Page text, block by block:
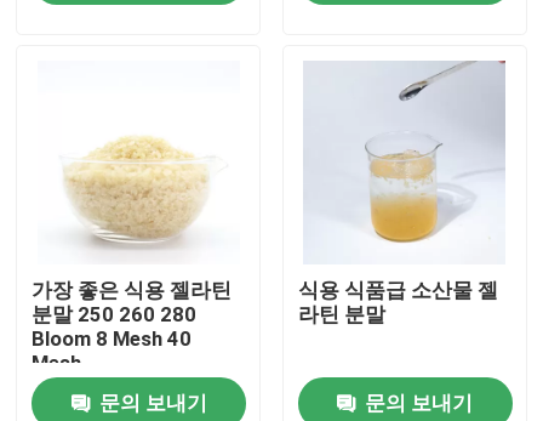
우리 에 관한 것
공장 투어
품질 관리
가장 좋은 식용 젤라틴
분말 250 260 280
Bloom 8 Mesh 40
Mesh
문의 보내기
식용 식품급 소산물 젤
라틴 분말
문의 보내기